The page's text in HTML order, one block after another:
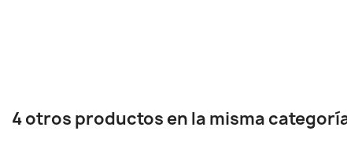
4 otros productos en la misma